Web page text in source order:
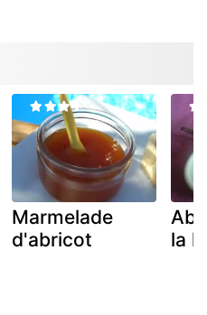
Marmelade
d'abricot
la